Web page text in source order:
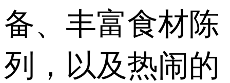
备、丰富食材陈
列，以及热闹的